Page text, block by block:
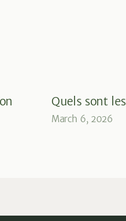
Quels sont
March 6, 2026